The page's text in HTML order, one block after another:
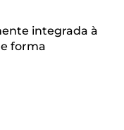
integrada à
forma